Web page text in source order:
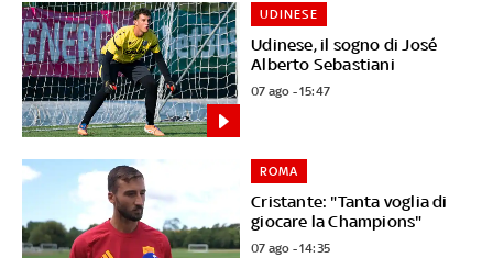
Udinese, il sogno di José
Alberto Sebastiani
UDINESE
07 ago - 15:47
Cristante: "Tanta voglia di
giocare la Champions"
ROMA
07 ago - 14:35